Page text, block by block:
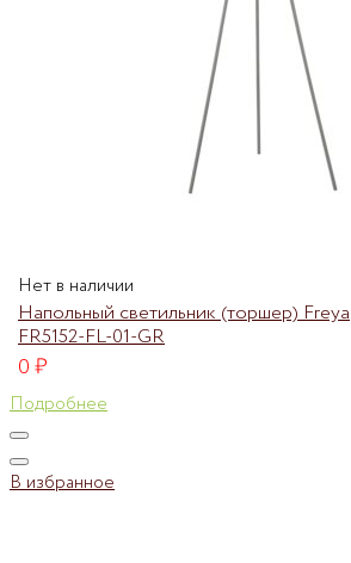
Нет в наличии
Напольный светильник (торшер) Freya
FR5152-FL-01-GR
0₽
Подробнее
В избранное